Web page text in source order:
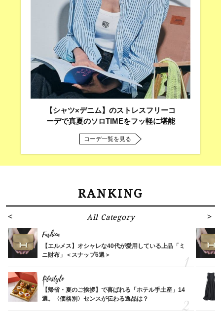
【シャツ×デニム】のストレスフリーコ
ーデで真夏のソロTIMEをフッ軽に堪能
コーデ一覧を見る
RANKING
All Category
Fashion
【エルメス】オシャレな40代が愛用している上品「ミ
ニ財布」＜スナップ6選＞
Lifestyle
【帰省・夏のご挨拶】で喜ばれる「ホテル手土産」14
選。〈価格別〉センスが伝わる逸品は？